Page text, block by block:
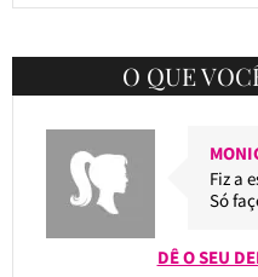
O QUE
Fiz a
Só
DÊ O SEU